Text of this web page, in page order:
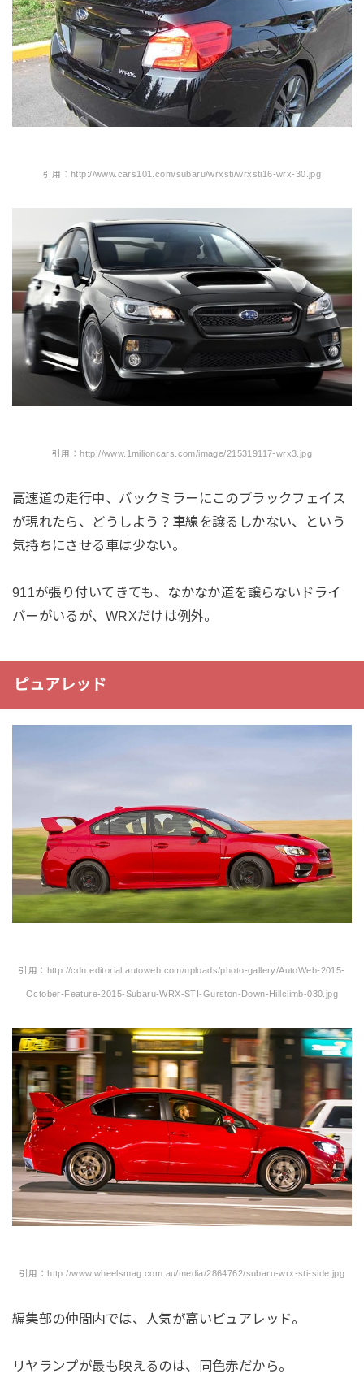
引用：http://www.cars101.com/subaru/wrxsti/wrxsti16-wrx-30.jpg
引用：http://www.1milioncars.com/image/215319117-wrx3.jpg
高速道の走行中、バックミラーにこのブラックフェイス
が現れたら、どうしよう？車線を譲るしかない、という
気持ちにさせる車は少ない。
911が張り付いてきても、なかなか道を譲らないドライ
バーがいるが、WRXだけは例外。
ピュアレッド
引用：http://cdn.editorial.autoweb.com/uploads/photo-gallery/AutoWeb-2015-
October-Feature-2015-Subaru-WRX-STI-Gurston-Down-Hillclimb-030.jpg
引用：http://www.wheelsmag.com.au/media/2864762/subaru-wrx-sti-side.jpg
編集部の仲間内では、人気が高いピュアレッド。
リヤランプが最も映えるのは、同色赤だから。